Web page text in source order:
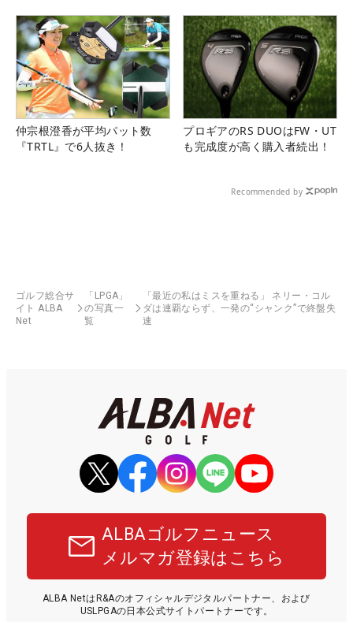
仲宗根澄香が平均パット数
『TRTL』で6人抜き！
プロギアのRS DUOはFW・UT
も完成度が高く購入者続出！
Recommended by
ゴルフ総合サ
イト ALBA
Net
「LPGA」
の写真一
覧
「最近の私はミスを重ねる」 ネリー・コル
ダは連覇ならず、一発の“シャンク”で終盤失
速
ALBAゴルフニュース
メルマガ登録はこちら
ALBA NetはR&Aのオフィシャルデジタルパートナー、および
USLPGAの日本公式サイトパートナーです。